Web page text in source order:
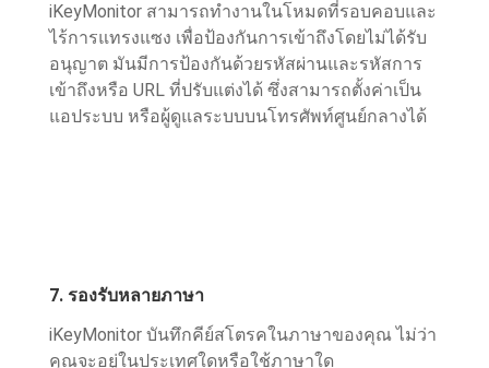
iKeyMonitor สามารถทํางานในโหมดที่รอบคอบและ
ไร้การแทรงแซง เพื่อป้องกันการเข้าถึงโดยไม่ได้รับ
อนุญาต มันมีการป้องกันด้วยรหัสผ่านและรหัสการ
เข้าถึงหรือ URL ที่ปรับแต่งได้ ซึ่งสามารถตั้งค่าเป็น
แอประบบ หรือผู้ดูแลระบบบนโทรศัพท์ศูนย์กลางได้
7. รองรับหลายภาษา
iKeyMonitor บันทึกคีย์สโตรคในภาษาของคุณ ไม่ว่า
คุณจะอยู่ในประเทศใดหรือใช้ภาษาใด